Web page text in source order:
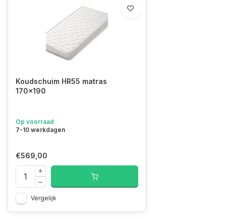
Koudschuim HR55 matras
170x190
Op voorraad
7-10 werkdagen
€569,00
Vergelijk